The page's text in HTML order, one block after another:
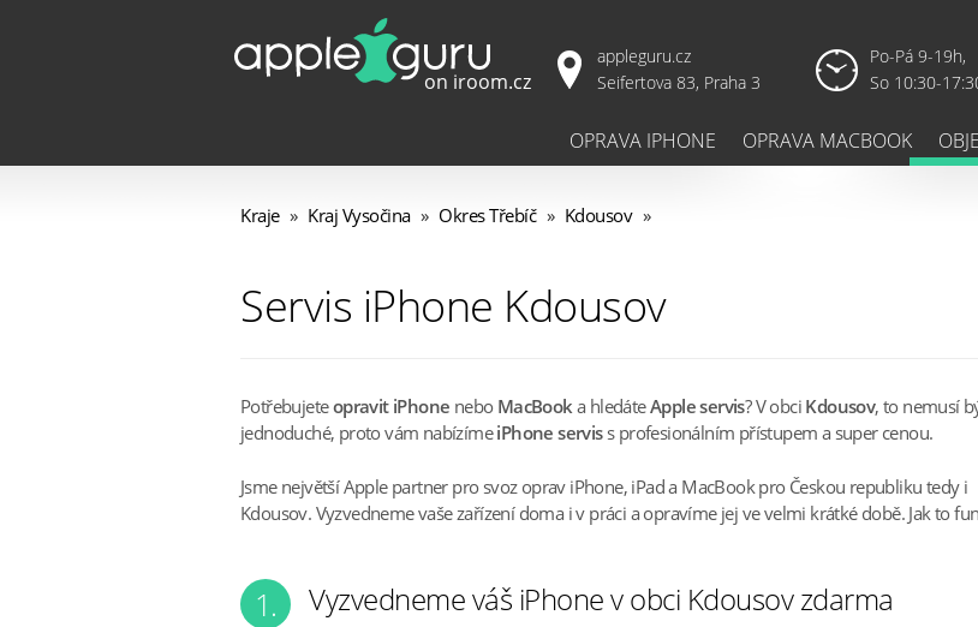
appleguru.cz
Seifertova 83, Praha 3
Po-Pá 9-19h,
So 10:30-
OPRAVA IPHONE OPRAVA MACBOOK
Kraje » Kraj Vysočina » Okres Třebíč » Kdousov »
Servis iPhone Kdousov
Potřebujeteopravit iPhone neboMacBooka hledáteApple servis? V obciKdousov, to nemusí
jednoduché, proto vám nabízímeiPhone serviss profesionálním přístupem a super cenou.
Jsme největší Apple partner pro svoz oprav iPhone, iPad a MacBook pro Českou republiku tedy i
Kdousov. Vyzvedneme vaše zařízení doma i v práci a opravíme jej ve velmi krátké době. Jak to
1. Vyzvedneme váš iPhone v obci Kdousov zdarma